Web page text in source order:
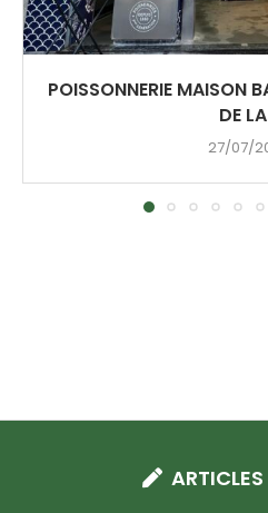
POISSONNERIE MAISON
DE
27/07/